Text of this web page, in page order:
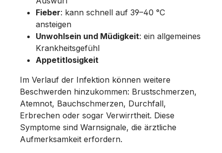
Fieber: kann schnell auf 39–40 °C
ansteigen
Unwohlsein und Müdigkeit: ein allgemeines
Krankheitsgefühl
Appetitlosigkeit
Im Verlauf der Infektion können weitere
Beschwerden hinzukommen: Brustschmerzen,
Atemnot, Bauchschmerzen, Durchfall,
Erbrechen oder sogar Verwirrtheit. Diese
Symptome sind Warnsignale, die ärztliche
Aufmerksamkeit erfordern.